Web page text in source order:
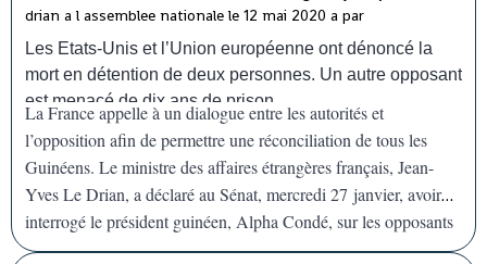
hémorragiqueEbola, confirmée dimanche
14 février. "Nous allons déployer rapidement les
capacités nécessaires pour appuyer la Guinée, qui a déjà
une grande expérience", a déclaré devant la presse le
représentant de l'agence de l'ONU à Conakry.
Les Etats-Unis et l’Union européenne ont dénoncé la
mort en détention de deux personnes. Un autre opposant
est menacé de dix ans de prison.
La France appelle à un dialogue entre les autorités et
l’opposition afin de permettre une réconciliation de tous les
Guinéens. Le ministre des affaires étrangères français, Jean-
Yves Le Drian, a déclaré au Sénat, mercredi 27 janvier, avoir
interrogé le président guinéen, Alpha Condé, sur les opposants
en prison, agitant la menace de« mesures »contre Conakry.